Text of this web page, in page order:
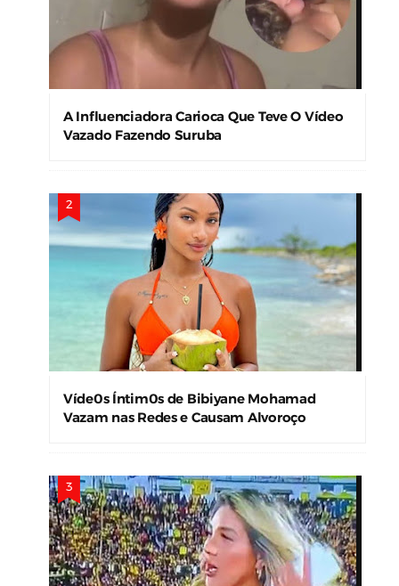
A Influenciadora Carioca Que Teve O Vídeo
Vazado Fazendo Suruba
Víde0s Íntim0s de Bibiyane Mohamad
Vazam nas Redes e Causam Alvoroço